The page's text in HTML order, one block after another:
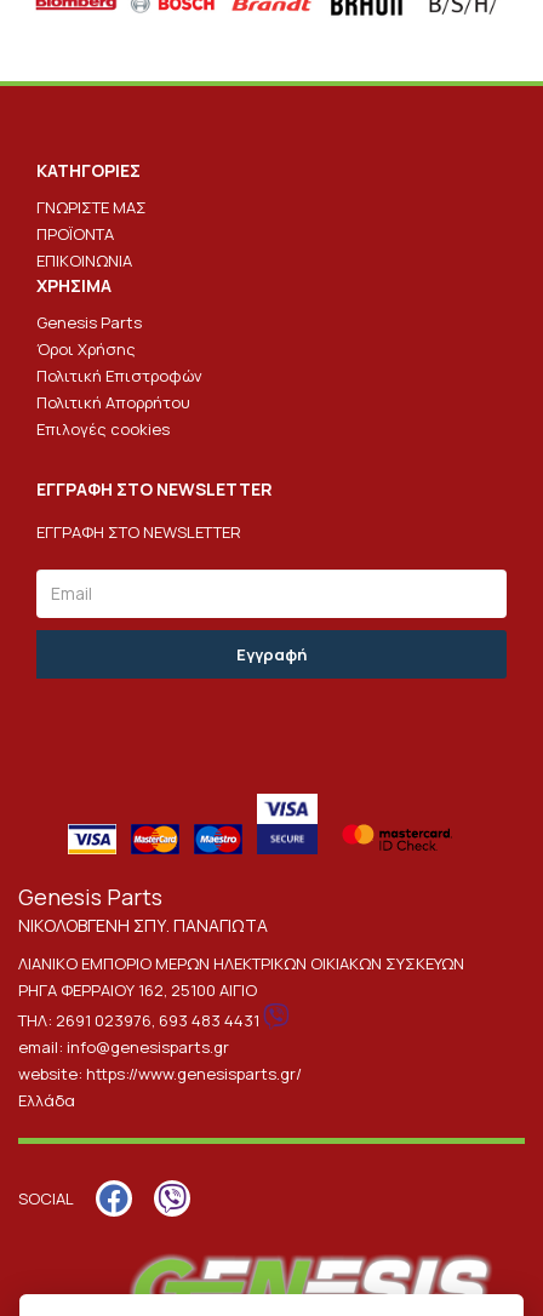
ΚΑΤΗΓΟΡΙΕΣ
ΓΝΩΡΙΣΤΕ ΜΑΣ
ΠΡΟΪΟΝΤΑ
ΕΠΙΚΟΙΝΩΝΙΑ
ΧΡΗΣΙΜΑ
Genesis Parts
Όροι Χρήσης
Πολιτική Επιστροφών
Πολιτική Απορρήτου
Επιλογές cookies
ΕΓΓΡΑΦΗ ΣΤΟ NEWSLETTER
ΕΓΓΡΑΦΗ ΣΤΟ NEWSLETTER
Genesis Parts
ΝΙΚΟΛΟΒΓΕΝΗ ΣΠΥ. ΠΑΝΑΓΙΩΤΑ
ΛΙΑΝΙΚΟ ΕΜΠΟΡΙΟ ΜΕΡΩΝ ΗΛΕΚΤΡΙΚΩΝ ΟΙΚΙΑΚΩΝ ΣΥΣΚΕΥΩΝ
ΡΗΓΑ ΦΕΡΡΑΙΟΥ 162, 25100 ΑΙΓΙΟ
ΤΗΛ: 2691 023976, 693 483 4431
email: info@genesisparts.gr
website: https://www.genesisparts.gr/
Ελλάδα
SOCIAL